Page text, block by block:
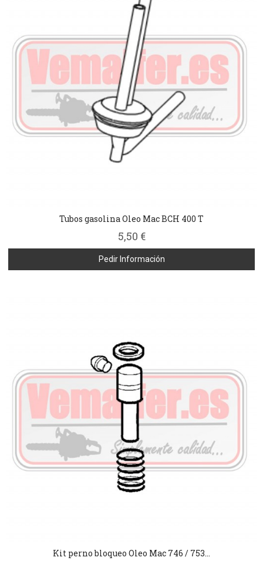
Tubos gasolina Oleo Mac BCH 400 T
5,50 €
Pedir Información
Kit perno bloqueo Oleo Mac 746 / 753...